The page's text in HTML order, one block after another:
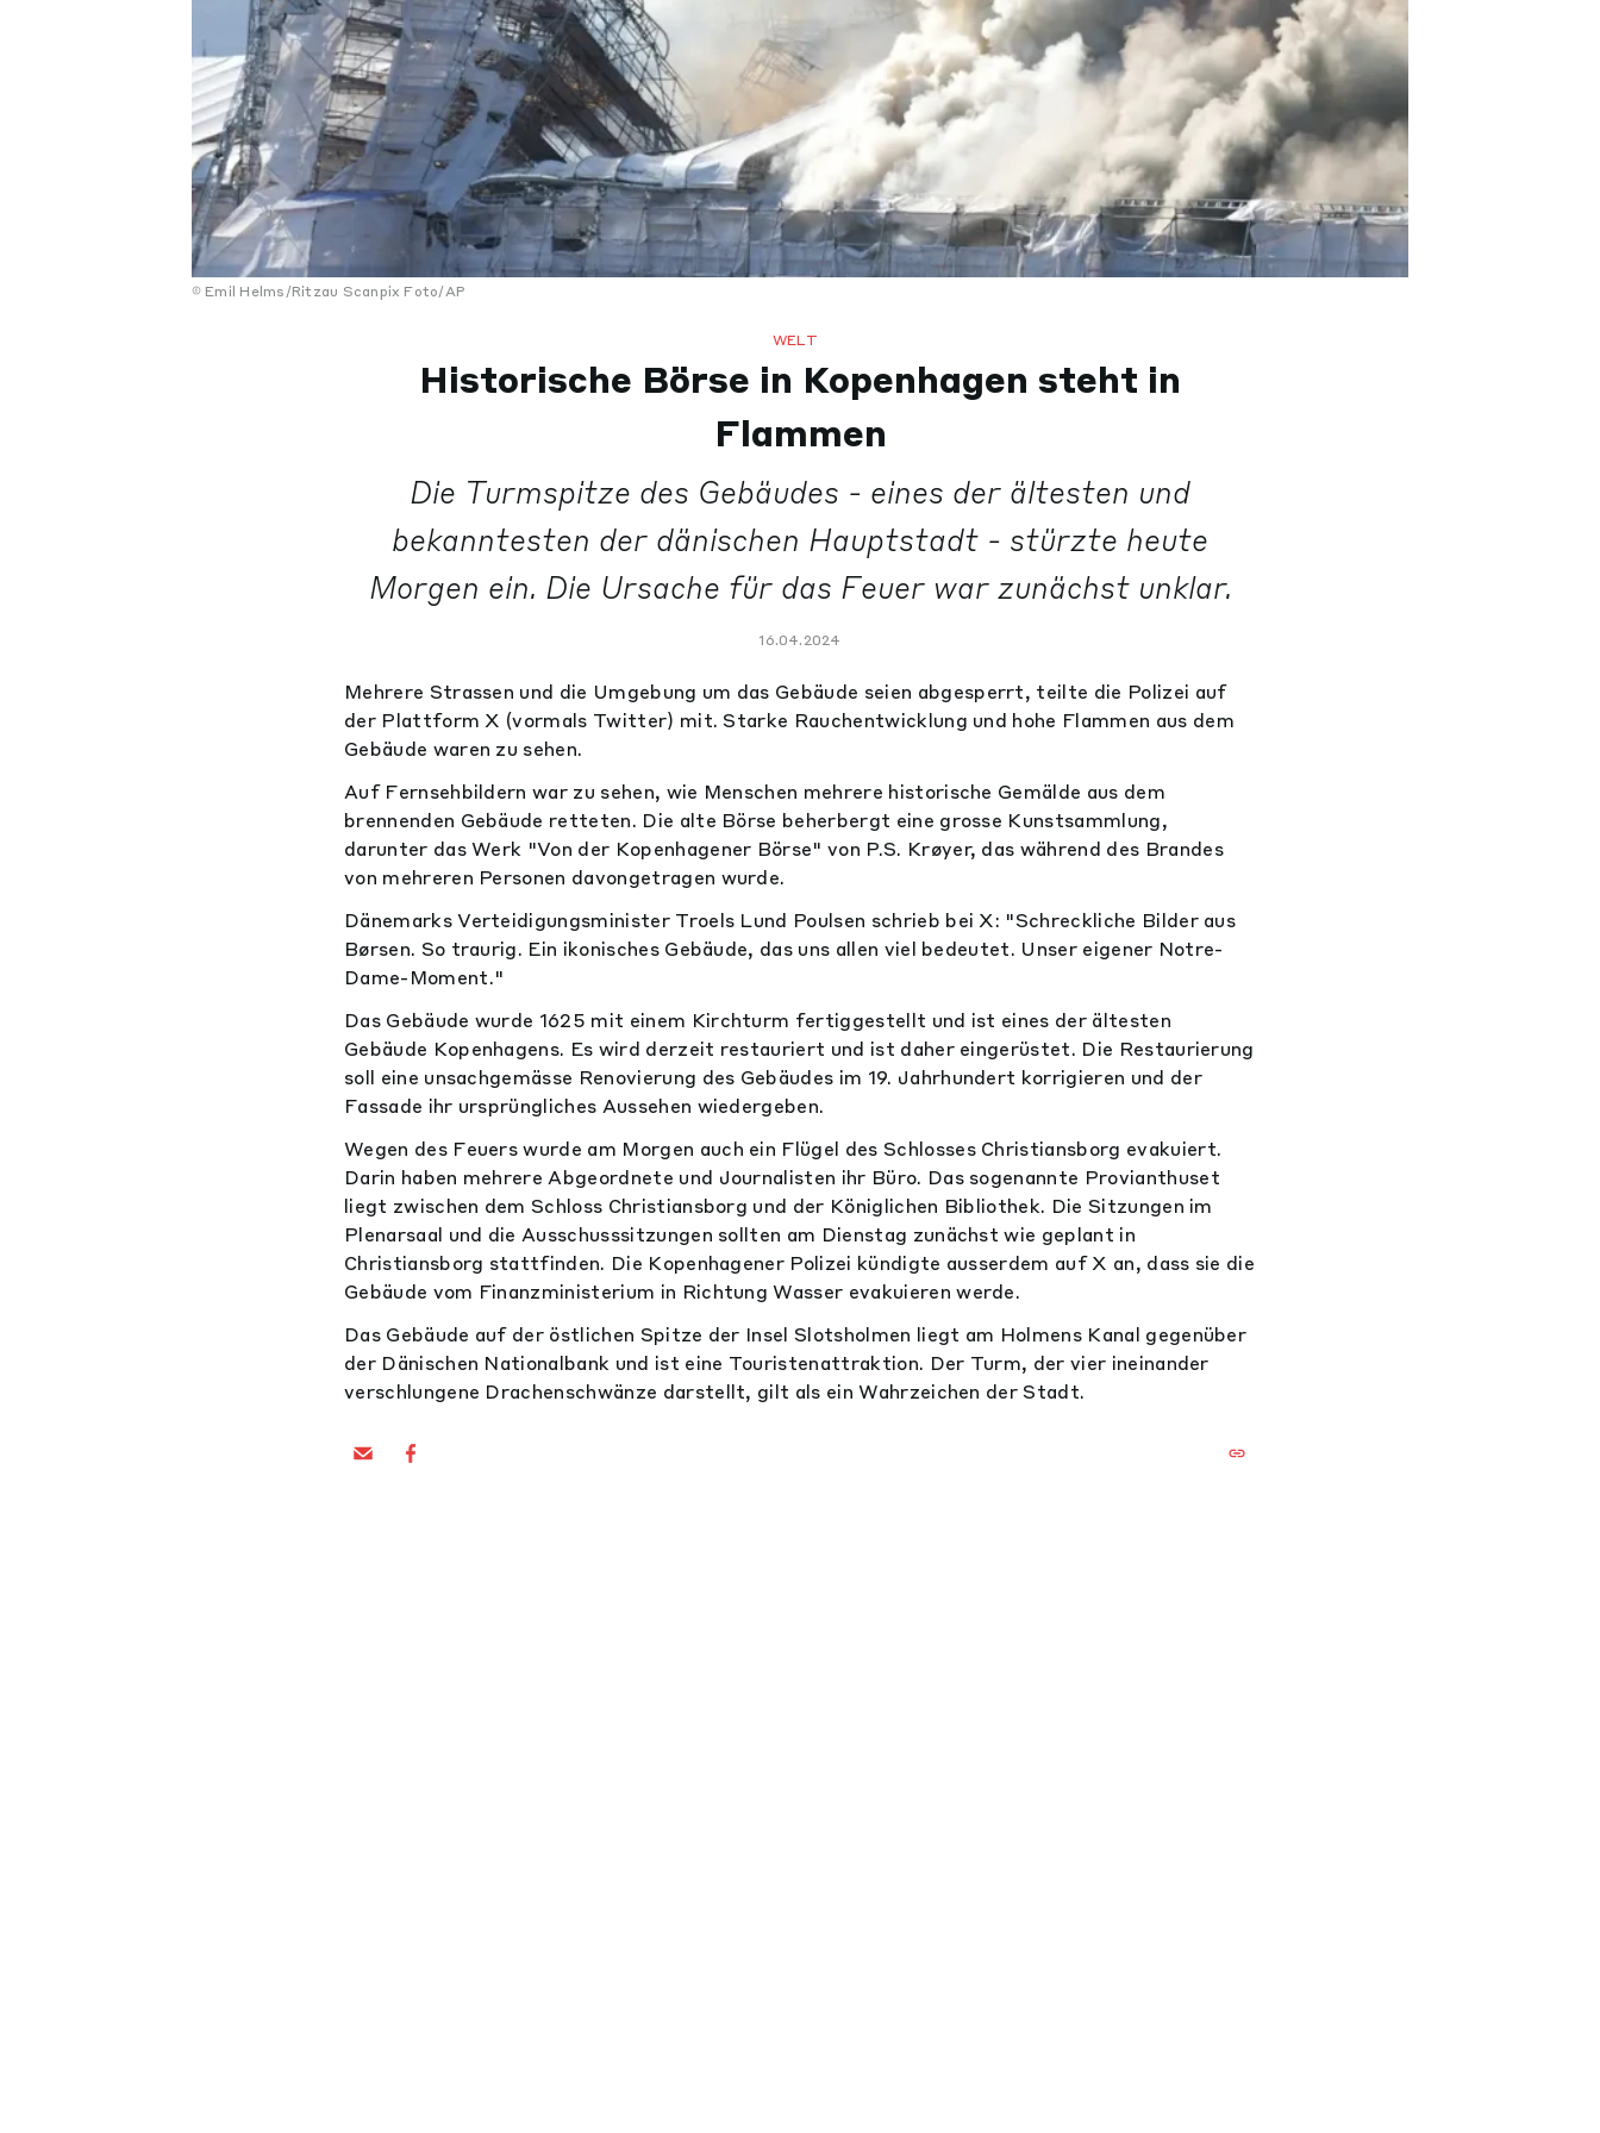
Emil Helms/Ritzau Scanpix Foto/AP
WELT
Historische Börse in Kopenhagen steht in
Flammen
Die Turmspitze des Gebäudes - eines der ältesten und
bekanntesten der dänischen Hauptstadt - stürzte heute
Morgen ein. Die Ursache für das Feuer war zunächst unklar.
16.04.2024
Mehrere Strassen und die Umgebung um das Gebäude seien abgesperrt, teilte die Polizei auf
der Plattform X (vormals Twitter) mit. Starke Rauchentwicklung und hohe Flammen aus dem
Gebäude waren zu sehen.
Auf Fernsehbildern war zu sehen, wie Menschen mehrere historische Gemälde aus dem
brennenden Gebäude retteten. Die alte Börse beherbergt eine grosse Kunstsammlung,
darunter das Werk "Von der Kopenhagener Börse" von P.S. Krøyer, das während des Brandes
von mehreren Personen davongetragen wurde.
Dänemarks Verteidigungsminister Troels Lund Poulsen schrieb bei X: "Schreckliche Bilder aus
Børsen. So traurig. Ein ikonisches Gebäude, das uns allen viel bedeutet. Unser eigener Notre-
Dame-Moment."
Das Gebäude wurde 1625 mit einem Kirchturm fertiggestellt und ist eines der ältesten
Gebäude Kopenhagens. Es wird derzeit restauriert und ist daher eingerüstet. Die Restaurierung
soll eine unsachgemässe Renovierung des Gebäudes im 19. Jahrhundert korrigieren und der
Fassade ihr ursprüngliches Aussehen wiedergeben.
Wegen des Feuers wurde am Morgen auch ein Flügel des Schlosses Christiansborg evakuiert.
Darin haben mehrere Abgeordnete und Journalisten ihr Büro. Das sogenannte Provianthuset
liegt zwischen dem Schloss Christiansborg und der Königlichen Bibliothek. Die Sitzungen im
Plenarsaal und die Ausschusssitzungen sollten am Dienstag zunächst wie geplant in
Christiansborg stattfinden. Die Kopenhagener Polizei kündigte ausserdem auf X an, dass sie die
Gebäude vom Finanzministerium in Richtung Wasser evakuieren werde.
Das Gebäude auf der östlichen Spitze der Insel Slotsholmen liegt am Holmens Kanal gegenüber
der Dänischen Nationalbank und ist eine Touristenattraktion. Der Turm, der vier ineinander
verschlungene Drachenschwänze darstellt, gilt als ein Wahrzeichen der Stadt.